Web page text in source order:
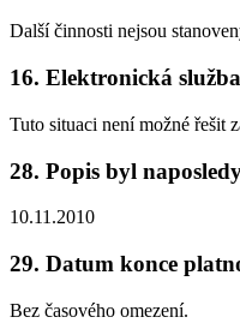
Další činnosti nejsou
16. Elektronická
Tuto situaci není možné řešit
28. Popis byl
10.11.2010
29. Datum konce
Bez časového omezení.